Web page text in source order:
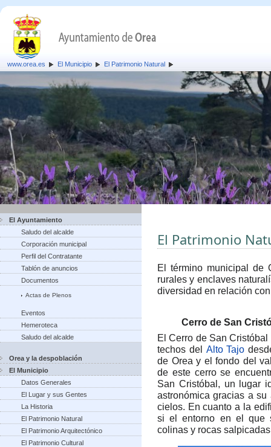
www.orea.es El Municipio El Patrimonio Natural
El Ayuntamiento
Saludo del alcalde
Corporación municipal
Perfil del Contratante
Tablón de anuncios
Documentos
Actas de Plenos
Eventos
Hemeroteca
Saludo del alcalde
Orea y la despoblación
El Municipio
Datos Generales
El Lugar y sus Gentes
La Historia
El Patrimonio Natural
El Patrimonio Arquitectónico
El Patrimonio Cultural
El Patrimonio
El término municipal de
rurales y enclaves
diversidad en relación
Cerro de San
El Cerro de San
techos del Alto Tajo
de Orea y el fondo del
de este cerro se
San Cristóbal, un lugar
astronómica gracias a
cielos. En cuanto a la
si el entorno en el que
colinas y rocas